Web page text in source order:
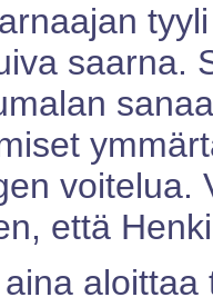
saarna.
voitelua.
että